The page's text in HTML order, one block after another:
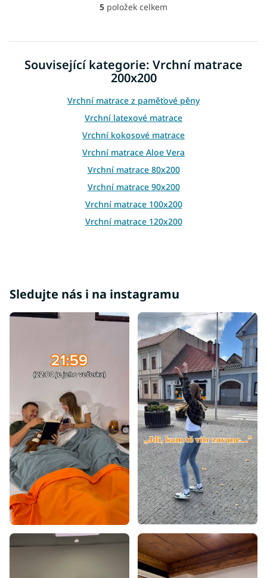
O
á
a
c
p
r
v
k
v
ý
i
s
5 položek celkem
Související kategorie: Vrchní matrace
200x200
Vrchní matrace z paměťové pěny
Vrchní latexové matrace
Vrchní kokosové matrace
Vrchní matrace Aloe Vera
Vrchní matrace 80x200
Vrchní matrace 90x200
Vrchní matrace 100x200
Vrchní matrace 120x200
Vrchní matrace tvrdé
Vrchní matrace 5 cm
Vrchní matrace 7 cm
Vrchní matrace 4 cm
Vrchní matrace 8 cm
Vrchní matrace 10 cm
Sledujte nás i na instagramu